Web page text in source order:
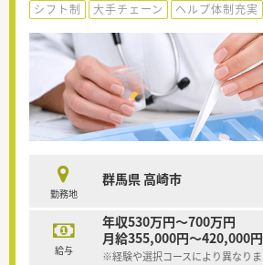
シフト制
大手チェーン ヘルプ体制充実
勤務地
群馬県 高崎市
給与
年収530万円～700万円
月給355,000円～420,000円
※経験や選択コースにより異なり